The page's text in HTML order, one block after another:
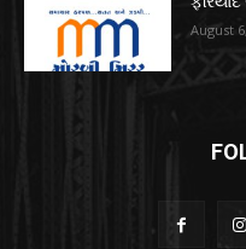
August